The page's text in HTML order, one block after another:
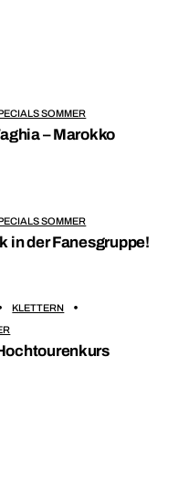
SOMMER
– Marokko
SOMMER
in der Fanesgruppe!
KLETTERN